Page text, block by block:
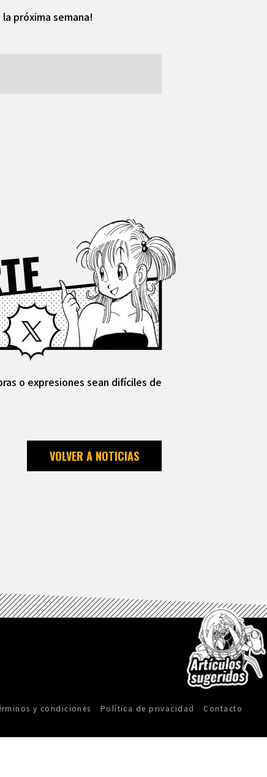
próxima semana!
X
o expresiones sean difíciles de
VOLVER A NOTICIAS
y condiciones Política de privacidad Contacto